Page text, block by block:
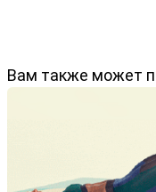
Вам также может